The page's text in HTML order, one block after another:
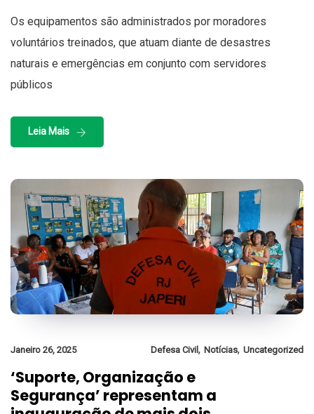
Os equipamentos são administrados por moradores
voluntários treinados, que atuam diante de desastres
naturais e emergências em conjunto com servidores
públicos
Leia Mais
Janeiro 26, 2025 Defesa Civil , Notícias, Uncategorized
‘Suporte, Organização e
Segurança’ representam a